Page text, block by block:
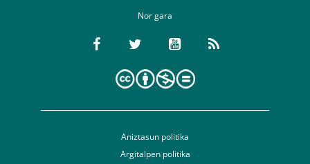
Nor gara
Aniztasun politika
Argitalpen politika